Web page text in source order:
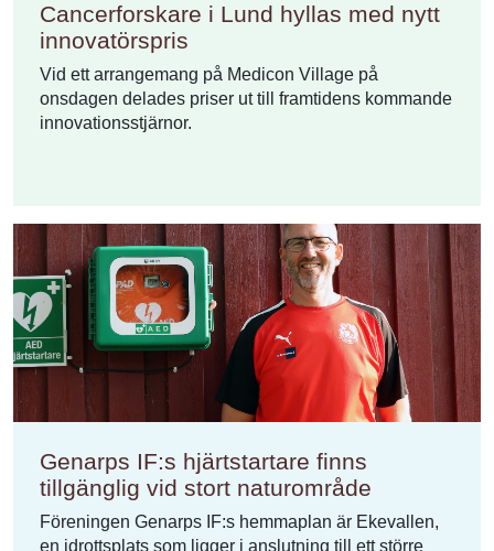
Cancerforskare i Lund hyllas med nytt
innovatörspris
Vid ett arrangemang på Medicon Village på
onsdagen delades priser ut till framtidens kommande
innovationsstjärnor.
Genarps IF:s hjärtstartare finns
tillgänglig vid stort naturområde
Föreningen Genarps IF:s hemmaplan är Ekevallen,
en idrottsplats som ligger i anslutning till ett större